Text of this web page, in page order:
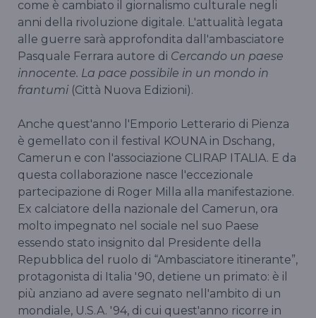
come è cambiato il giornalismo culturale negli
anni della rivoluzione digitale. L'attualità legata
alle guerre sarà approfondita dall'ambasciatore
Pasquale Ferrara autore di Cercando un paese
innocente. La pace possibile in un mondo in
frantumi (Città Nuova Edizioni).
Anche quest'anno l'Emporio Letterario di Pienza
è gemellato con il festival KOUNA in Dschang,
Camerun e con l'associazione CLIRAP ITALIA. E da
questa collaborazione nasce l'eccezionale
partecipazione di Roger Milla alla manifestazione.
Ex calciatore della nazionale del Camerun, ora
molto impegnato nel sociale nel suo Paese
essendo stato insignito dal Presidente della
Repubblica del ruolo di “Ambasciatore itinerante”,
protagonista di Italia '90, detiene un primato: è il
più anziano ad avere segnato nell'ambito di un
mondiale, U.S.A. '94, di cui quest'anno ricorre in